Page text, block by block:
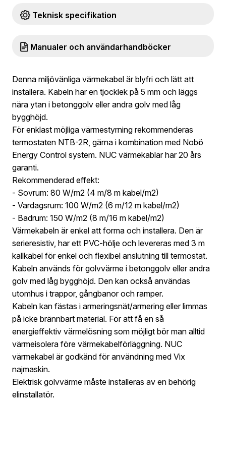
Teknisk specifikation
Manualer och användarhandböcker
Denna miljövänliga värmekabel är blyfri och lätt att
installera. Kabeln har en tjocklek på 5 mm och läggs
nära ytan i betonggolv eller andra golv med låg
bygghöjd.
För enklast möjliga värmestyrning rekommenderas
termostaten NTB-2R, gärna i kombination med Nobö
Energy Control system. NUC värmekablar har 20 års
garanti.
Rekommenderad effekt:
- Sovrum: 80 W/m2 (4 m/8 m kabel/m2)
- Vardagsrum: 100 W/m2 (6 m/12 m kabel/m2)
- Badrum: 150 W/m2 (8 m/16 m kabel/m2)
Värmekabeln är enkel att forma och installera. Den är
serieresistiv, har ett PVC-hölje och levereras med 3 m
kallkabel för enkel och flexibel anslutning till termostat.
Kabeln används för golvvärme i betonggolv eller andra
golv med låg bygghöjd. Den kan också användas
utomhus i trappor, gångbanor och ramper.
Kabeln kan fästas i armeringsnät/armering eller limmas
på icke brännbart material. För att få en så
energieffektiv värmelösning som möjligt bör man alltid
värmeisolera före värmekabelförläggning. NUC
värmekabel är godkänd för användning med Vix
najmaskin.
Elektrisk golvvärme måste installeras av en behörig
elinstallatör.